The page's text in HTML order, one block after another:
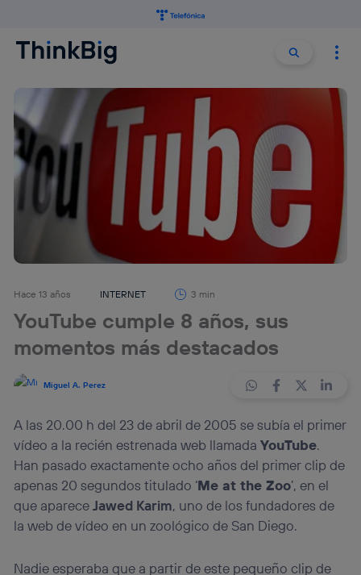
Buscar
Hace 13 años INTERNET 3 min
YouTube cumple 8 años, sus
momentos más destacados
Miguel A. Perez
A las 20.00 h del 23 de abril de 2005 se subía el primer
vídeo a la recién estrenada web llamadaYouTube.
Han pasado exactamente ocho años del primer clip de
apenas 20 segundos titulado ‘Me at the Zoo’, en el
que apareceJawed Karim, uno de los fundadores de
la web de vídeo en un zoológico de San Diego.
Nadie esperaba que a partir de este pequeño clip de